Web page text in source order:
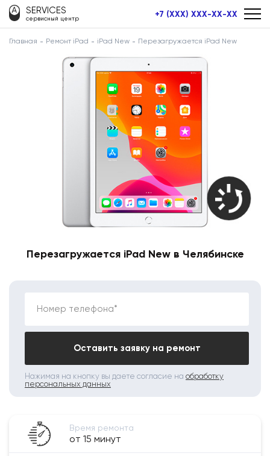
SERVICES
сервисный центр +7 (XXX) XXX-XX-XX
Главная Ремонт iPad iPad New Перезагружается iPad New
Перезагружается iPad New в Челябинске
Номер телефона*
Оставить заявку на ремонт
Нажимая на кнопку вы даете согласие на обработку
персональных данных
Время ремонта
от 15 минут